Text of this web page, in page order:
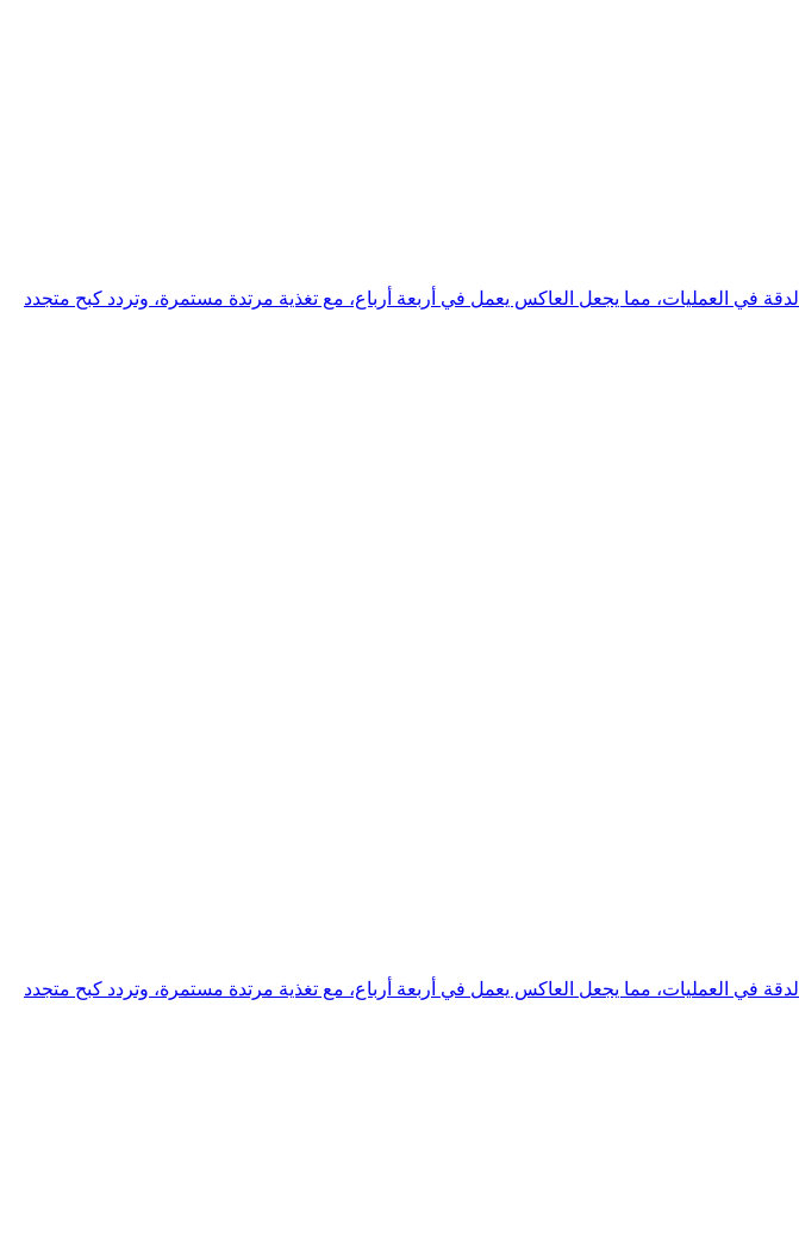
في العمليات، مما يجعل العاكس يعمل في أربعة أرباع، مع تغذية مرتدة مستمرة، وتردد كبح متجدد
في العمليات، مما يجعل العاكس يعمل في أربعة أرباع، مع تغذية مرتدة مستمرة، وتردد كبح متجدد